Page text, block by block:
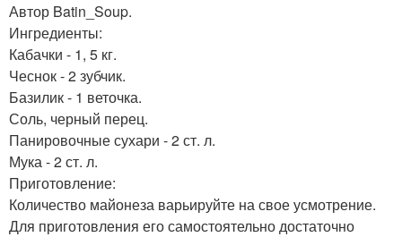
Автор Batin_Soup.
Ингредиенты:
Кабачки - 1, 5 кг.
Чеснок - 2 зубчик.
Базилик - 1 веточка.
Соль, черный перец.
Панировочные сухари - 2 ст. л.
Мука - 2 ст. л.
Приготовление:
Количество майонеза варьируйте на свое усмотрение.
Для приготовления его самостоятельно достаточно